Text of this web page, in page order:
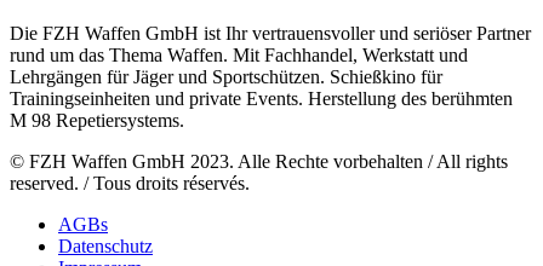
Die FZH Waffen GmbH ist Ihr vertrauensvoller und seriöser Partner
rund um das Thema Waffen. Mit Fachhandel, Werkstatt und
Lehrgängen für Jäger und Sportschützen. Schießkino für
Trainingseinheiten und private Events. Herstellung des berühmten
M 98 Repetiersystems.
© FZH Waffen GmbH 2023. Alle Rechte vorbehalten / All rights
reserved. / Tous droits réservés.
AGBs
Datenschutz